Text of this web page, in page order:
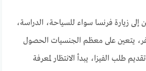
إلى زيارة فرنسا سواء للسياحة، الدراسة،
يتعين على معظم الجنسيات الحصول
طلب الفيزا، يبدأ الانتظار لمعرفة